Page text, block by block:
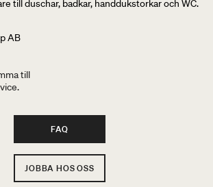
till duschar, badkar, handdukstorkar och WC.
AB
till
FAQ
JOBBA HOS OSS